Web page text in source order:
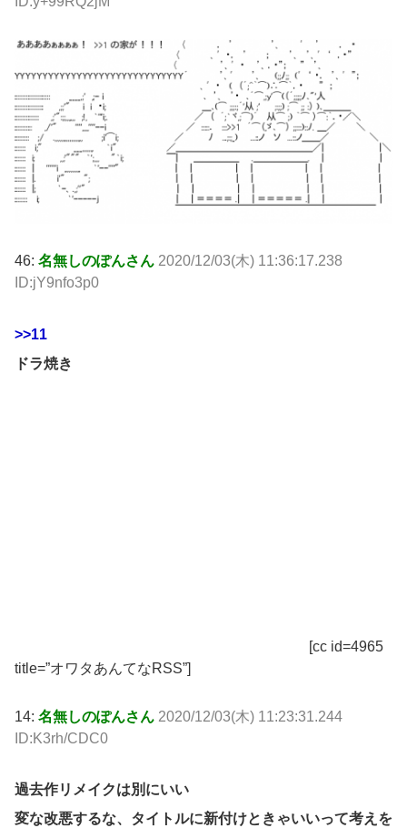
46: 名無しのぽんさん 2020/12/03(木) 11:36:17.238
ID:jY9nfo3p0
>>11
ドラ焼き
[cc id=4965
title=”オワタあんてなRSS”]
14: 名無しのぽんさん 2020/12/03(木) 11:23:31.244
ID:K3rh/CDC0
過去作リメイクは別にいい
変な改悪するな、タイトルに新付けときゃいいって考えを